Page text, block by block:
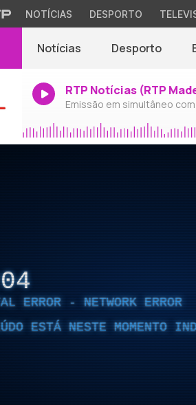
NOTÍCIAS DESPORTO
Notícias Desporto
RTP Notícias (RTP
Emissão em simultâneo
ERROR - NETWORK ERROR
ESTÁ NESTE MOMENTO